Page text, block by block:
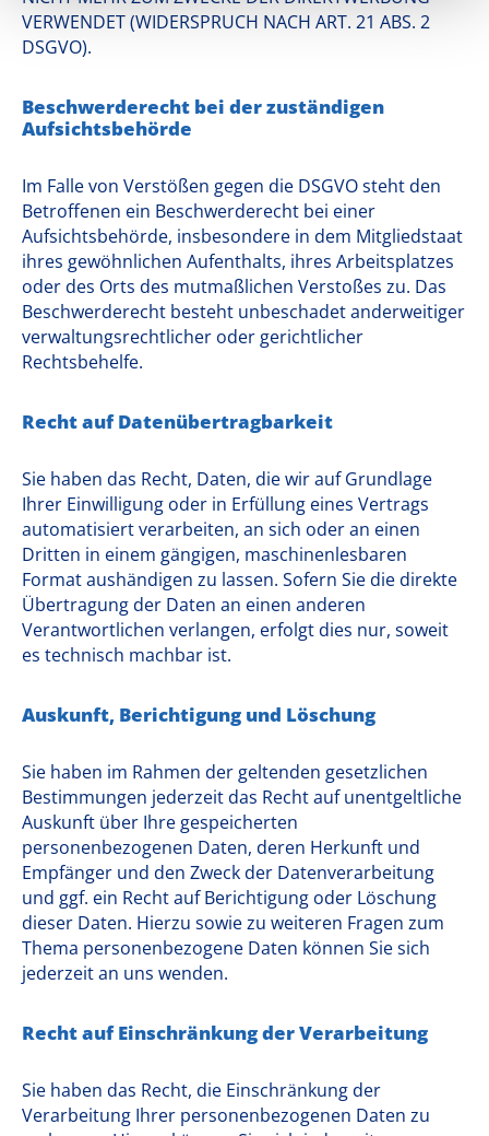
VERWENDET (WIDERSPRUCH NACH ART. 21 ABS. 2
DSGVO).
Beschwerde­recht bei der zuständigen
Aufsichts­behörde
Im Falle von Verstößen gegen die DSGVO steht den
Betroffenen ein Beschwerderecht bei einer
Aufsichtsbehörde, insbesondere in dem Mitgliedstaat
ihres gewöhnlichen Aufenthalts, ihres Arbeitsplatzes
oder des Orts des mutmaßlichen Verstoßes zu. Das
Beschwerderecht besteht unbeschadet anderweitiger
verwaltungsrechtlicher oder gerichtlicher
Rechtsbehelfe.
Recht auf Daten­übertrag­barkeit
Sie haben das Recht, Daten, die wir auf Grundlage
Ihrer Einwilligung oder in Erfüllung eines Vertrags
automatisiert verarbeiten, an sich oder an einen
Dritten in einem gängigen, maschinenlesbaren
Format aushändigen zu lassen. Sofern Sie die direkte
Übertragung der Daten an einen anderen
Verantwortlichen verlangen, erfolgt dies nur, soweit
es technisch machbar ist.
Auskunft, Berichtigung und Löschung
Sie haben im Rahmen der geltenden gesetzlichen
Bestimmungen jederzeit das Recht auf unentgeltliche
Auskunft über Ihre gespeicherten
personenbezogenen Daten, deren Herkunft und
Empfänger und den Zweck der Datenverarbeitung
und ggf. ein Recht auf Berichtigung oder Löschung
dieser Daten. Hierzu sowie zu weiteren Fragen zum
Thema personenbezogene Daten können Sie sich
jederzeit an uns wenden.
Recht auf Einschränkung der Verarbeitung
Sie haben das Recht, die Einschränkung der
Verarbeitung Ihrer personenbezogenen Daten zu